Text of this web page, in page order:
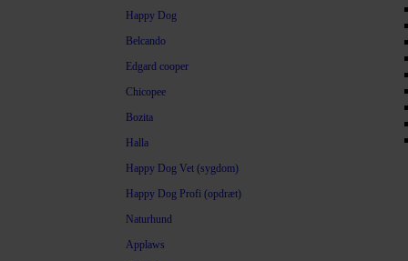
Happy Dog
Belcando
Edgard cooper
Chicopee
Bozita
Halla
Happy Dog Vet (sygdom)
Happy Dog Profi (opdræt)
Naturhund
Applaws